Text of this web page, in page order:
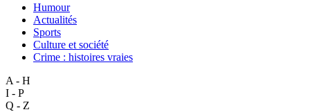
Humour
Actualités
Sports
Culture et société
Crime : histoires vraies
A - H
I - P
Q - Z